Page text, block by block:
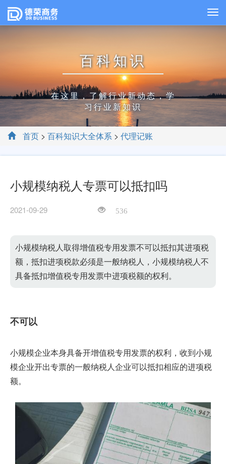
百科知识
在这里，了解行业新动态，学
习行业新知识
首页 > 百科知识大全体系 > 代理记账
小规模纳税人专票可以抵扣吗
2021-09-29 536
小规模纳税人取得增值税专用发票不可以抵扣其进项税
额，抵扣进项税款必须是一般纳税人，小规模纳税人不
具备抵扣增值税专用发票中进项税额的权利。
不可以
小规模企业本身具备开增值税专用发票的权利，收到小规
模企业开出专票的一般纳税人企业可以抵扣相应的进项税
额。